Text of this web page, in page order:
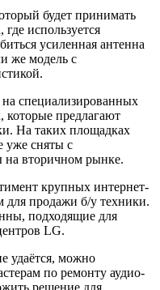
будет принимать
используется
усиленная антенна
же модель с
специализированных
которые предлагают
На таких площадках
уже сняты с
на вторичном рынке.
крупных интернет-
для продажи б/у техники.
подходящие для
LG.
удаётся, можно
по ремонту аудио-
решение для